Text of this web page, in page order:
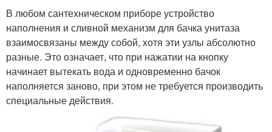
В любом сантехническом приборе устройство
наполнения и сливной механизм для бачка унитаза
взаимосвязаны между собой, хотя эти узлы абсолютно
разные. Это означает, что при нажатии на кнопку
начинает вытекать вода и одновременно бачок
наполняется заново, при этом не требуется производить
специальные действия.